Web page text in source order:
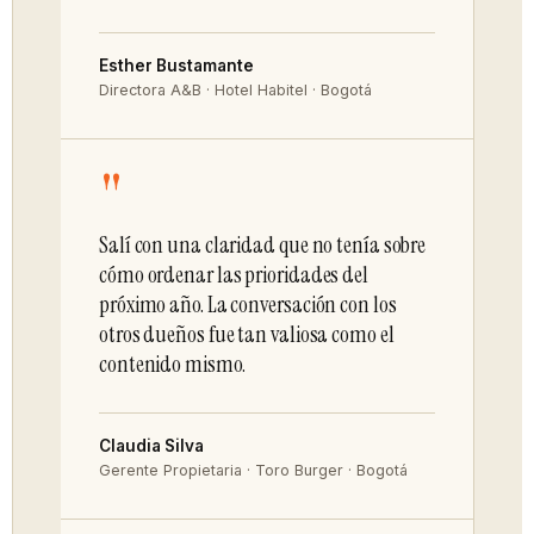
Esther Bustamante
Directora A&B · Hotel Habitel · Bogotá
"
Salí con una claridad que no tenía sobre
cómo ordenar las prioridades del
próximo año. La conversación con los
otros dueños fue tan valiosa como el
contenido mismo.
Claudia Silva
Gerente Propietaria · Toro Burger · Bogotá